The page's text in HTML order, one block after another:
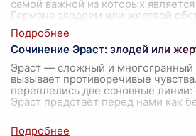
самой важной из которых
Германа злодеем или жертвой
Сочинение Эраст: злодей или
Эраст — сложный и многогранный
вызывает противоречивые
переплелись две основные
Эраст предстаёт перед нами как